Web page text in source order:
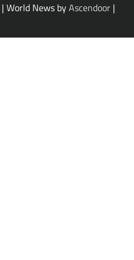
| World News byAscendoor |